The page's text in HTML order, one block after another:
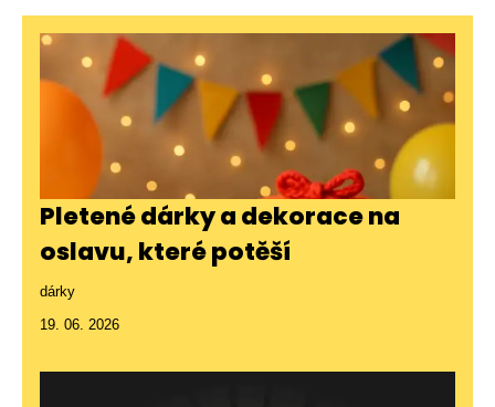
Pletené dárky a dekorace na
oslavu, které potěší
dárky
19. 06. 2026